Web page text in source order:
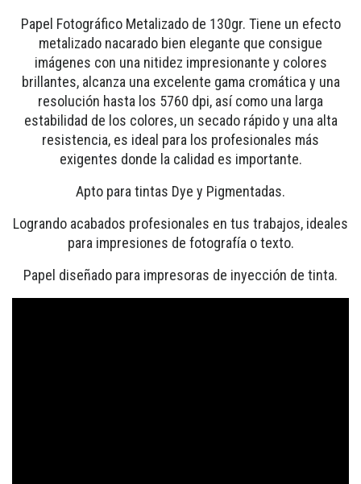
Papel Fotográfico Metalizado de 130gr. Tiene un efecto
metalizado nacarado bien elegante que consigue
imágenes con una nitidez impresionante y colores
brillantes, alcanza una excelente gama cromática y una
resolución hasta los 5760 dpi, así como una larga
estabilidad de los colores, un secado rápido y una alta
resistencia, es ideal para los profesionales más
exigentes donde la calidad es importante.
Apto para tintas Dye y Pigmentadas.
Logrando acabados profesionales en tus trabajos, ideales
para impresiones de fotografía o texto.
Papel diseñado para impresoras de inyección de tinta.